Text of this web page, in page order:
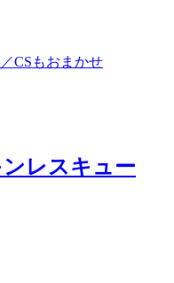
CSもおまかせ
レスキュー